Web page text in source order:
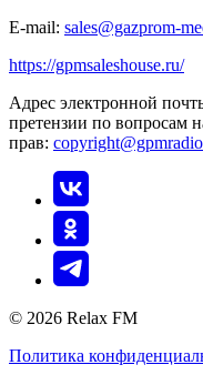
E-mail: sales@gazprom-
https://gpmsaleshouse.ru/
Адрес электронной
претензии по вопросам
прав:
© 2026 Relax FM
Политика